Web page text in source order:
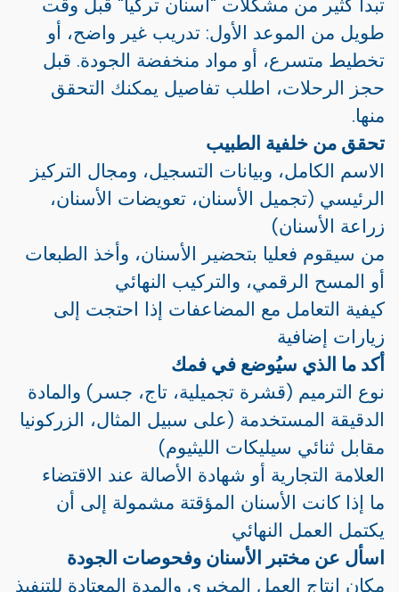
طويل من الموعد الأول: تدريب غير واضح، أو
تخطيط متسرع، أو مواد منخفضة الجودة. قبل
حجز الرحلات، اطلب تفاصيل يمكنك التحقق
منها.
تحقق من خلفية الطبيب
الاسم الكامل، وبيانات التسجيل، ومجال التركيز
الرئيسي (تجميل الأسنان، تعويضات الأسنان،
زراعة الأسنان)
من سيقوم فعليا بتحضير الأسنان، وأخذ الطبعات
أو المسح الرقمي، والتركيب النهائي
كيفية التعامل مع المضاعفات إذا احتجت إلى
زيارات إضافية
أكد ما الذي سيُوضع في فمك
نوع الترميم (قشرة تجميلية، تاج، جسر) والمادة
الدقيقة المستخدمة (على سبيل المثال، الزركونيا
مقابل ثنائي سيليكات الليثيوم)
العلامة التجارية أو شهادة الأصالة عند الاقتضاء
ما إذا كانت الأسنان المؤقتة مشمولة إلى أن
يكتمل العمل النهائي
اسأل عن مختبر الأسنان وفحوصات الجودة
مكان إنتاج العمل المخبري والمدة المعتادة للتنفيذ